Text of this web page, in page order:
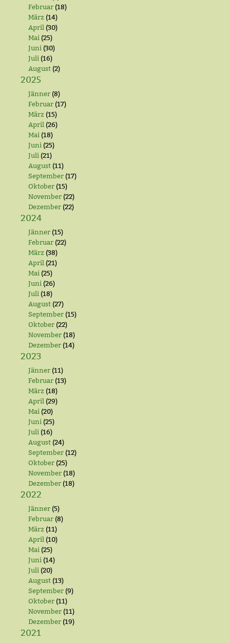
Februar (18)
März (14)
April (30)
Mai (25)
Juni (30)
Juli (16)
August (2)
2025
Jänner (8)
Februar (17)
März (15)
April (26)
Mai (18)
Juni (25)
Juli (21)
August (11)
September (17)
Oktober (15)
November (22)
Dezember (22)
2024
Jänner (15)
Februar (22)
März (38)
April (21)
Mai (25)
Juni (26)
Juli (18)
August (27)
September (15)
Oktober (22)
November (18)
Dezember (14)
2023
Jänner (11)
Februar (13)
März (18)
April (29)
Mai (20)
Juni (25)
Juli (16)
August (24)
September (12)
Oktober (25)
November (18)
Dezember (18)
2022
Jänner (5)
Februar (8)
März (11)
April (10)
Mai (25)
Juni (14)
Juli (20)
August (13)
September (9)
Oktober (11)
November (11)
Dezember (19)
2021